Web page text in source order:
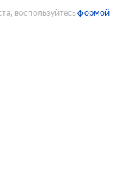
воспользуйтесьформой